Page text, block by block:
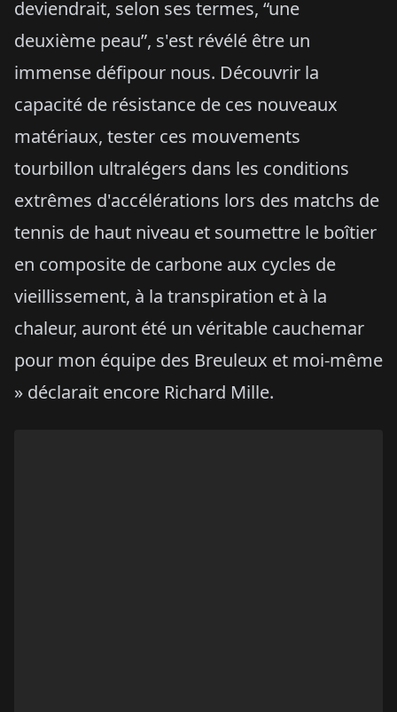
deviendrait, selon ses termes, “une
deuxième peau”, s'est révélé être un
immense défipour nous. Découvrir la
capacité de résistance de ces nouveaux
matériaux, tester ces mouvements
tourbillon ultralégers dans les conditions
extrêmes d'accélérations lors des matchs de
tennis de haut niveau et soumettre le boîtier
en composite de carbone aux cycles de
vieillissement, à la transpiration et à la
chaleur, auront été un véritable cauchemar
pour mon équipe des Breuleux et moi-même
» déclarait encore Richard Mille.